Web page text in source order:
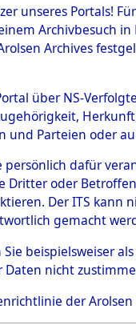
von
Toter aus
Ort ihrer
0001
unseres Portals!
Archivbesuch
Archives
über NS-
und Parteien oder
persönlich dafür
Dritter oder
Der ITS
gemacht
Sie beispielsweiser
nicht
der Arolsen